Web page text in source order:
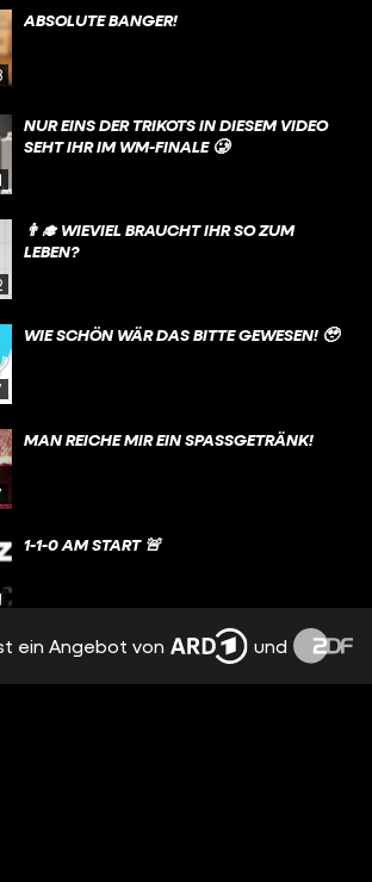
ABSOLUTE BANGER!
NUR EINS DER TRIKOTS IN DIESEM VIDEO
SEHT IHR IM WM-FINALE 🥲
👨‍🎓 WIEVIEL BRAUCHT IHR SO ZUM
LEBEN?
WIE SCHÖN WÄR DAS BITTE GEWESEN! 🥹
MAN REICHE MIR EIN SPASSGETRÄNK!
1-1-0 AM START 🚨
SWAGGED UP EINFACH
ein Angebot von und